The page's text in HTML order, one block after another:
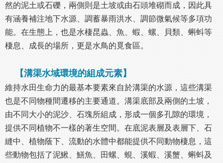
然的泥土或石礫，兩側則是土坡或由石頭堆砌而成，因此具
有涵養補注地下水源、調蓄暴雨洪水、調節微氣候等多項功
能。在生態上，也是水棲昆蟲、魚、蝦、螺、貝類、蝌蚪等
棲息、成長的場所，更是水鳥的覓食區。
【溝渠水域環境的組成元素】
維持水田生命力的最基本要素來自於溝渠的水源，這些溝渠
也是不同物種間遷移的主要通道。溝渠底部及兩側的土坡，
由不同大小的泥沙、石塊所組成，形成一個多孔隙的環境，
提供不同植物不一樣的著生空間。在底泥表層及表層下、石
縫中、植物蔭下、流動的水體中都能提供不同動物棲息，這
些動物包括了泥鰍、鱔魚、田螺、蜆、溪蝦、溪蟹、蝌蚪及